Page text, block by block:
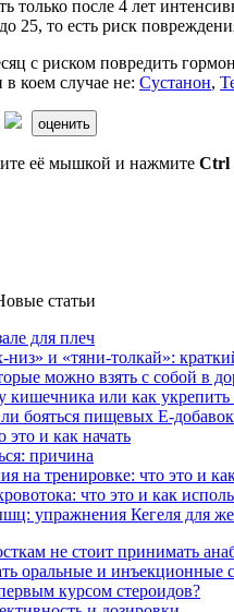
после 4 лет
25, то есть риск
с риском повредить
коем случае не: Сустанон,
оценить
её мышкой и нажмите Ctrl
статьи
для плеч
и «тяни-толкай»:
можно взять с собой в
кишечника или как
бояться пищевых Е-добавок
и как начать
причина
на тренировке: что это и
что это и как
упражнения Кегеля для
не стоит принимать
оральные и инъекционные
курсом стероидов?